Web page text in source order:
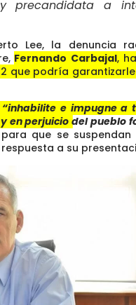
a
Lee, la denuncia
Fernando Carbajal,
que podría
“inhabilite e impugne a
en perjuicio del pueblo
que se suspendan
a su